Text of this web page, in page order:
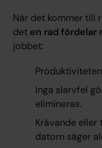
När det kommer till
det en rad fördelar
jobbet:
Inga slarvfel
elimineras.
Krävande
datorn säger